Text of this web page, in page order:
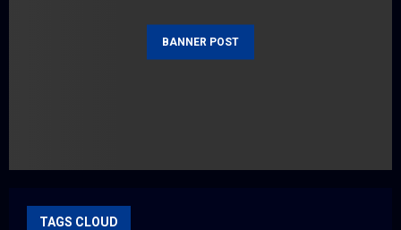
BANNER POST
TAGS CLOUD